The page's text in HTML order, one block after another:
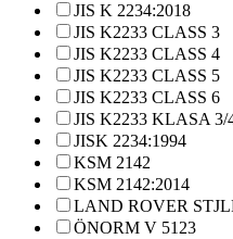
JIS K 2234:2018
JIS K2233 CLASS 3
JIS K2233 CLASS 4
JIS K2233 CLASS 5
JIS K2233 CLASS 6
JIS K2233 KLASA 3/
JISK 2234:1994
KSM 2142
KSM 2142:2014
LAND ROVER
ÖNORM V 5123